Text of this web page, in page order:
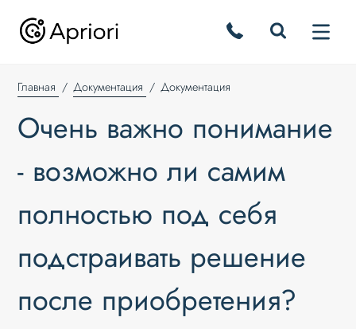
Главная Документация Документация
Очень важно понимание
- возможно ли самим
полностью под себя
подстраивать решение
после приобретения?